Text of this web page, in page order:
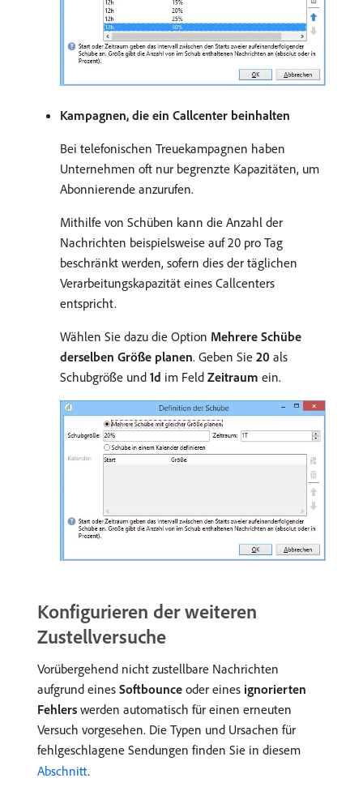
Kampagnen, die ein Callcenter beinhalten
Bei telefonischen Treuekampagnen haben
Unternehmen oft nur begrenzte Kapazitäten, um
Abonnierende anzurufen.
Mithilfe von Schüben kann die Anzahl der
Nachrichten beispielsweise auf 20 pro Tag
beschränkt werden, sofern dies der täglichen
Verarbeitungskapazität eines Callcenters
entspricht.
Wählen Sie dazu die Option Mehrere Schübe
derselben Größe planen. Geben Sie 20 als
Schubgröße und 1d im Feld Zeitraum ein.
Konfigurieren der weiteren
Zustellversuche
Vorübergehend nicht zustellbare Nachrichten
aufgrund eines Softbounce oder eines ignorierten
Fehlers werden automatisch für einen erneuten
Versuch vorgesehen. Die Typen und Ursachen für
fehlgeschlagene Sendungen finden Sie in diesem
Abschnitt.